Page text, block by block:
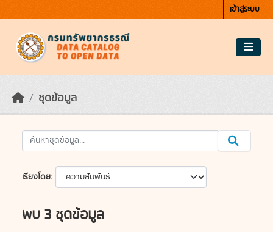
เข้าสู่ระบบ
ชุดข้อมูล
เรียงโดย
พบ 3 ชุดข้อมูล